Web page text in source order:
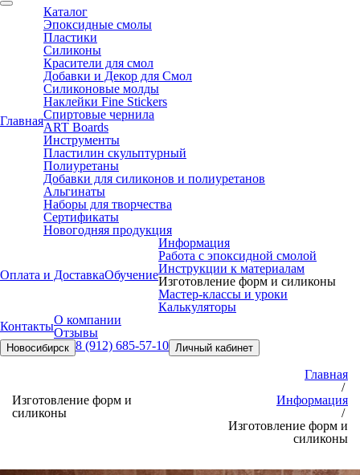
Главная
Каталог
Эпоксидные смолы
Пластики
Силиконы
Красители для смол
Добавки и Декор для Смол
Силиконовые молды
Наклейки Fine Stickers
Спиртовые чернила
ART Boards
Инструменты
Пластилин скульптурный
Полиуретаны
Добавки для силиконов и полиуретанов
Альгинаты
Наборы для творчества
Сертификаты
Новогодняя продукция
Оплата и ДоставкаОбучение
Информация
Работа с эпоксидной смолой
Инструкции к материалам
Изготовление форм и силиконы
Мастер-классы и уроки
Калькуляторы
КонтактыО компании
Отзывы
Новосибирск 8 (912) 685-57-10 Личный кабинет
Изготовление форм и
силиконы
Главная
/
Информация
/
Изготовление форм и
силиконы